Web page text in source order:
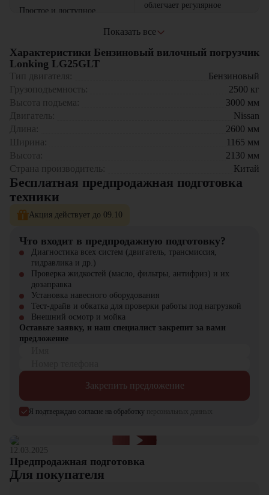
Простое и доступное
облегчает регулярное
Эргономичная кабина
оператора
создана для максимального
утомляемости в процессе
Где применяется вилочный погрузчик Lonking
Склады и логистические центры
Производственные предприятия
Строительные площадки
Торгово-оптовые базы
Транспортные и распределительные компании
Почему стоит выбрать Lonking LG25GLT?
Отличное соотношение цены и качества
Высокая производительность и долговечность
Удобство управления и комфорт оператора
Универсальность и адаптация к различным условиям работы
Экономичный расход топлива и минимальные
эксплуатационные затраты
Компания "ЦТО" – официальный дилер техники Lonking,
предлагающий новые модели складского оборудования с гарантией.
У нас вы найдете: широкий выбор спецтехники, вилочных
погрузчиков, малой складской техники, навесного оборудования,
запчасти для долгосрочной эксплуатации, профессиональные
консультации по выбору техники.
Мы осуществляем быструю доставку по всей России и
обеспечиваем сервисное обслуживание и ремонт.
заказа!
Выбирайте надежность и качество – выбирайте Lonking
LG25GLT в "ЦТО"!
Показать все
Характеристики Бензиновый вилочный погрузчик
Lonking LG25GLT
Тип двигателя:
Бензиновый
Грузоподъемность:
2500 кг
Высота подъема:
3000 мм
Двигатель:
Nissan
Длина:
2600 мм
Ширина:
1165 мм
Высота:
2130 мм
Страна производитель:
Китай
Бесплатная предпродажная подготовка
техники
Акция действует до 09.10
Что входит в предпродажную подготовку?
Диагностика всех систем (двигатель, трансмиссия,
гидравлика и др.)
Проверка жидкостей (масло, фильтры, антифриз) и их
дозаправка
Установка навесного оборудования
Тест-драйв и обкатка для проверки работы под нагрузкой
Внешний осмотр и мойка
Оставьте заявку, и наш специалист закрепит за вами
предложение
Закрепить предложение
Я подтверждаю согласие на обработку персональных данных
12.03.2025
Предпродажная подготовка
Для покупателя